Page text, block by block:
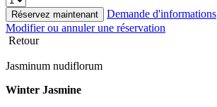
Réservez maintenant
Demande d'informations
Modifier ou annuler une réservation
Retour
Jasminum nudiflorum
Winter Jasmine